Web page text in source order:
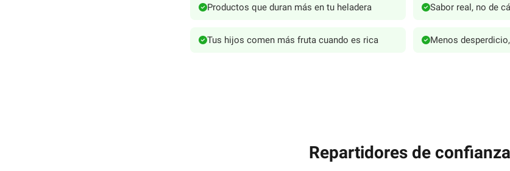
Productos que duran más en tu heladera Sabor real, no de
Tus hijos comen más fruta cuando es rica Menos
Repartidores de confianza